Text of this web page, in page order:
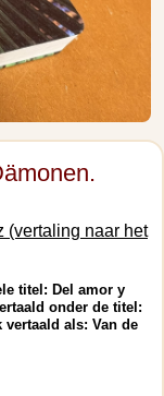
(vertaling naar het
titel: Del amor y
onder de titel:
als: Van de